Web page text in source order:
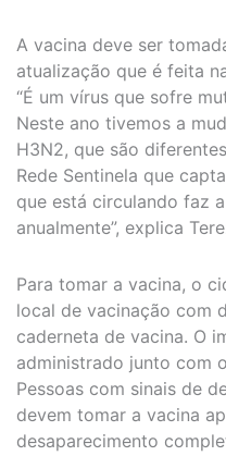
A vacina deve ser
atualização que é feita
“É um vírus que sofre
Neste ano tivemos a
H3N2, que são
Rede Sentinela que
que está circulando faz
anualmente”, explica
Para tomar a vacina, o
local de vacinação com
caderneta de vacina. O
administrado junto com
Pessoas com sinais de
devem tomar a vacina
desaparecimento